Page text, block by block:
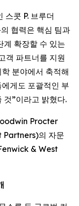
스콧 P. 브루더
협력은 핵심 팀과
계 확장할 수 있는
객 파트너를 지원
분야에서 축적해
게도 포괄적인 부
것”이라고 밝혔다.
Procter
Partners)의 자문
& West